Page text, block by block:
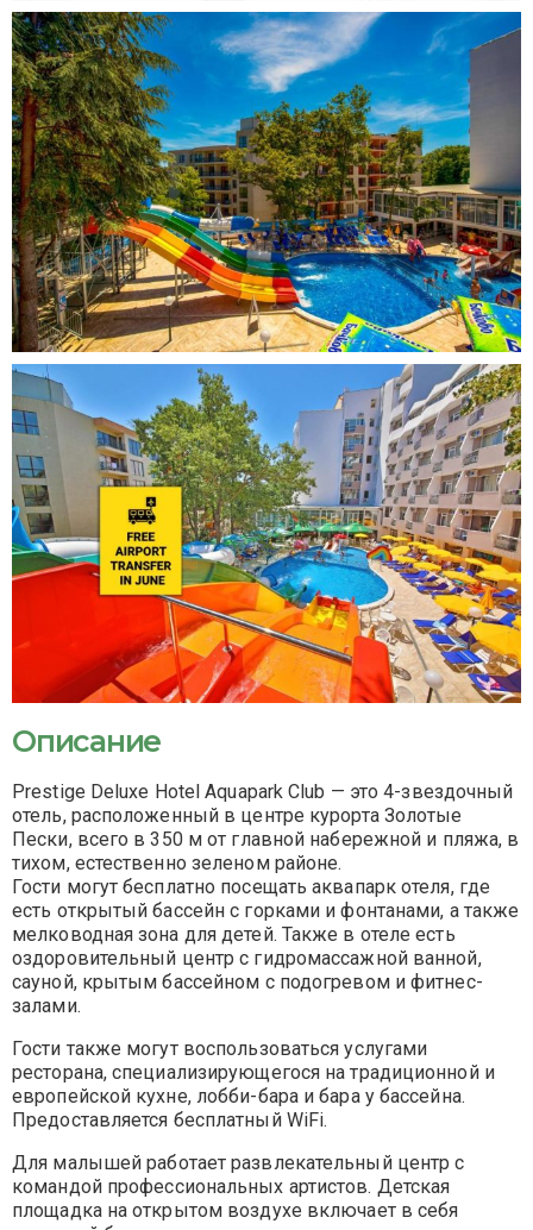
Описание
Prestige Deluxe Hotel Aquapark Club — это 4-звездочный
отель, расположенный в центре курорта Золотые
Пески, всего в 350 м от главной набережной и пляжа, в
тихом, естественно зеленом районе.
Гости могут бесплатно посещать аквапарк отеля, где
есть открытый бассейн с горками и фонтанами, а также
мелководная зона для детей. Также в отеле есть
оздоровительный центр с гидромассажной ванной,
сауной, крытым бассейном с подогревом и фитнес-
залами.
Гости также могут воспользоваться услугами
ресторана, специализирующегося на традиционной и
европейской кухне, лобби-бара и бара у бассейна.
Предоставляется бесплатный WiFi.
Для малышей работает развлекательный центр с
командой профессиональных артистов. Детская
площадка на открытом воздухе включает в себя